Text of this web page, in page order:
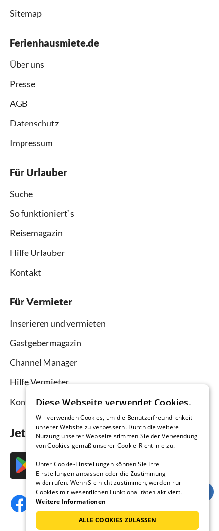
Sitemap
Ferienhausmiete.de
Über uns
Presse
AGB
Datenschutz
Impressum
Für Urlauber
Suche
So funktioniert`s
Reisemagazin
Hilfe Urlauber
Kontakt
Für Vermieter
Inserieren und vermieten
Gastgebermagazin
Channel Manager
Hilfe Vermieter
Kontakt
Jetzt die App downloaden
Diese Webseite verwendet Cookies.
Wir verwenden Cookies, um die Benutzerfreundlichkeit
unserer Website zu verbessern. Durch die weitere
Nutzung unserer Webseite stimmen Sie der Verwendung
von Cookies gemäß unserer Cookie-Richtlinie zu.
Unter Cookie-Einstellungen können Sie Ihre
Einstellungen anpassen oder die Zustimmung
widerrufen. Wenn Sie nicht zustimmen, werden nur
Cookies mit wesentlichen Funktionalitäten aktiviert.
Weitere Informationen
ALLE COOKIES ZULASSEN